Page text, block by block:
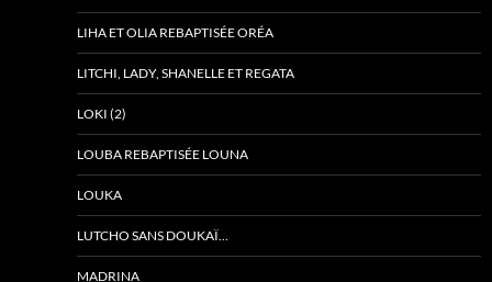
LIHA ET OLIA REBAPTISÉE ORÉA
LITCHI, LADY, SHANELLE ET REGATA
LOKI (2)
LOUBA REBAPTISÉE LOUNA
LOUKA
LUTCHO SANS DOUKAÏ…
MADRINA